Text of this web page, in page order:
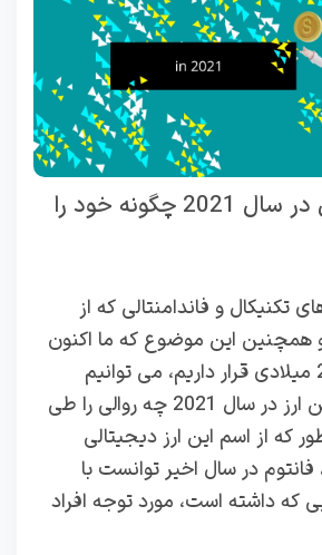
این ارز دیجیتال در سال 2021 چگونه خود را
تکنیکال و فاندامنتالی که از
و همچنین این موضوع که ما اکنون
در اواخر سال 2021 میلادی قرار داریم، می توانیم
متوجه شویم که این ارز در سال 2021 چه روالی را طی
که از اسم این ارز دیجیتالی
در سال اخیر توانست با
که داشته است، مورد توجه افراد